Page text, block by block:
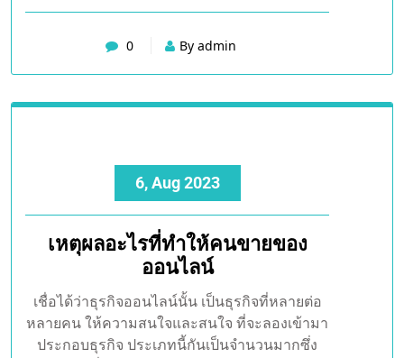
0 By admin
6, Aug 2023
เหตุผลอะไรที่ทำให้คนขายของ
ออนไลน์
เชื่อได้ว่าธุรกิจออนไลน์นั้น เป็นธุรกิจที่หลายต่อ
หลายคน ให้ความสนใจและสนใจ ที่จะลองเข้ามา
ประกอบธุรกิจ ประเภทนี้กันเป็นจำนวนมากซึ่ง